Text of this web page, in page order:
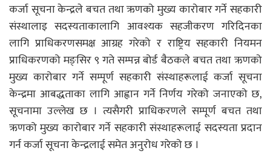
कर्जा सूचना केन्द्रले बचत तथा ऋणको मुख्य कारोबार गर्ने सहकारी
संस्थालाइ सदस्यताकालागि आवश्यक सहजीकरण गरिदिनका
लागि प्राधिकरणसमक्ष आग्रह गरेको र राष्ट्रिय सहकारी नियमन
प्राधिकरणको मङ्सिर ९ गते सम्पन्न बोर्ड बैठकले बचत तथा ऋणको
मुख्य कारोबार गर्ने सम्पूर्ण सहकारी संस्थाहरूलाई कर्जा सूचना
केन्द्रमा आबद्धताका लागि आह्वान गर्ने निर्णय गरेको जनाएको छ,
सूचनामा उल्लेख छ । त्यसैगरी प्राधिकरणले सम्पूर्ण बचत तथा
ऋणको मुख्य कारोबार गर्ने सहकारी संस्थाहरूलाई सदस्यता प्रदान
गर्न कर्जा सूचना केन्द्रलाई समेत अनुरोध गरेको छ ।